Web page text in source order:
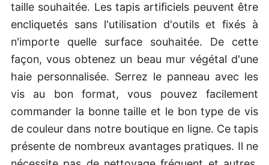
taille souhaitée. Les tapis artificiels peuvent être
encliquetés sans l'utilisation d'outils et fixés à
n'importe quelle surface souhaitée. De cette
façon, vous obtenez un beau mur végétal d'une
haie personnalisée. Serrez le panneau avec les
vis au bon format, vous pouvez facilement
commander la bonne taille et le bon type de vis
de couleur dans notre boutique en ligne. Ce tapis
présente de nombreux avantages pratiques. Il ne